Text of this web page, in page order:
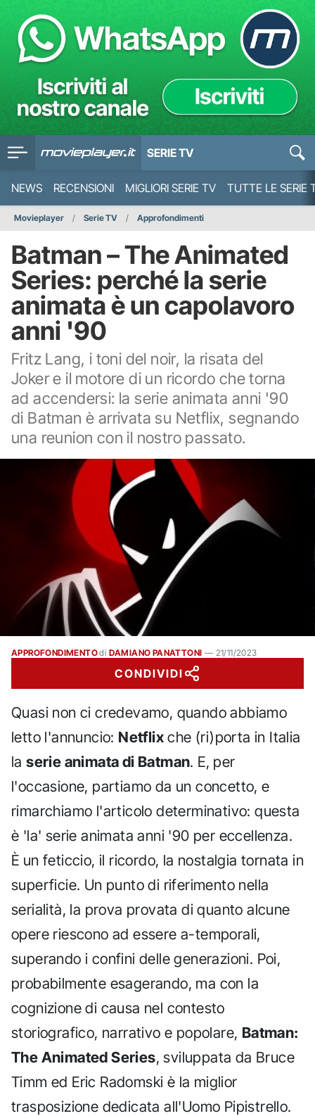
SERIE TV
NEWS RECENSIONI MIGLIORI SERIE TV TUTTE LE SERIE
Movieplayer Serie TV Approfondimenti
Batman – The Animated
Series: perché la serie
animata è un capolavoro
anni '90
Fritz Lang, i toni del noir, la risata del
Joker e il motore di un ricordo che torna
ad accendersi: la serie animata anni '90
di Batman è arrivata su Netflix, segnando
una reunion con il nostro passato.
APPROFONDIMENTOdi DAMIANO PANATTONI — 21/11/2023
CONDIVIDI
Quasi non ci credevamo, quando abbiamo
letto l'annuncio: Netflix che (ri)porta in Italia
laserie animata di Batman. E, per
l'occasione, partiamo da un concetto, e
rimarchiamo l'articolo determinativo: questa
è 'la' serie animata anni '90 per eccellenza.
È un feticcio, il ricordo, la nostalgia tornata in
superficie. Un punto di riferimento nella
serialità, la prova provata di quanto alcune
opere riescono ad essere a-temporali,
superando i confini delle generazioni. Poi,
probabilmente esagerando, ma con la
cognizione di causa nel contesto
storiografico, narrativo e popolare, Batman:
The Animated Series, sviluppata da Bruce
Timm ed Eric Radomski è la miglior
trasposizione dedicata all'Uomo Pipistrello.